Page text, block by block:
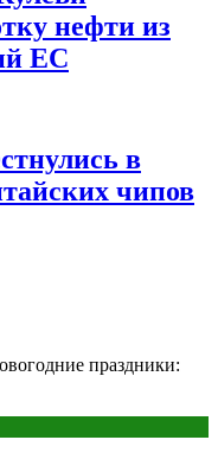
нефти из
ЕС
в
чипов
праздники: